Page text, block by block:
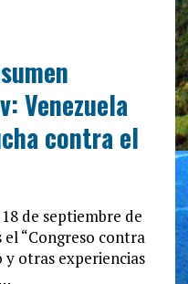
Venezuela
contra el
de septiembre de
el “Congreso contra
y otras experiencias